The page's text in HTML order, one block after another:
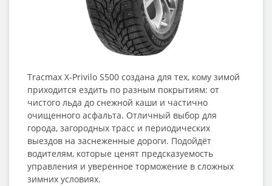
Tracmax X‑Privilo S500 создана для тех, кому зимой
приходится ездить по разным покрытиям: от
чистого льда до снежной каши и частично
очищенного асфальта. Отличный выбор для
города, загородных трасс и периодических
выездов на заснеженные дороги. Подойдёт
водителям, которые ценят предсказуемость
управления и уверенное торможение в сложных
зимних условиях.